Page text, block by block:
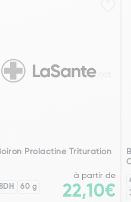
Prolactine Trituration
60 g
à partir de
22,10€